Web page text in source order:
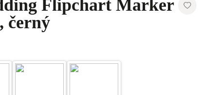
Flipchart Marker
černý